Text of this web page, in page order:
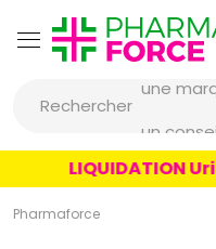
Rechercher
une
un
un
une
LIQUIDATION
Pharmaforce